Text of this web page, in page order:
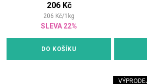
206 Kč
206 Kč/1 kg
SLEVA 22%
DO KOŠÍKU